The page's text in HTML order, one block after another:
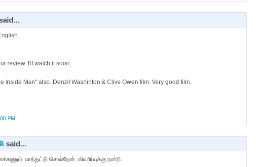
review. I'll watch it soon.
Inside Man" also. Denzil Washinton & Clive Owen film. Very good film.
PM
said...
பாத்துட்டு சொல்றேன். விவரிப்புக்கு நன்றி.